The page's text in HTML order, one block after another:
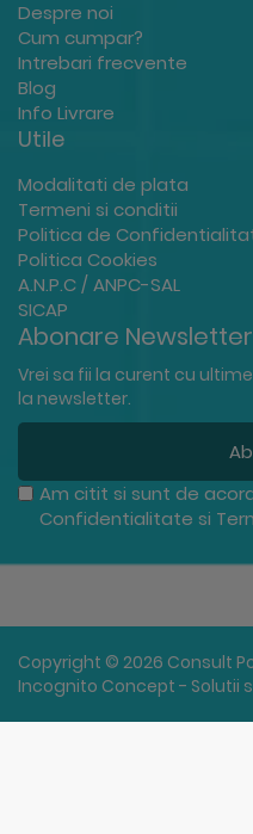
Despre noi
Cum cumpar?
Intrebari frecvente
Blog
Info Livrare
Utile
Modalitati de plata
Termeni si conditii
Politica de
Politica Cookies
A.N.P.C / ANPC-SAL
SICAP
Abonare Newsletter
Vrei sa fii la curent cu
la newsletter.
Am citit si sunt de
Confidentialitate si
Copyright © 2026 Consult
Incognito Concept - Solutii